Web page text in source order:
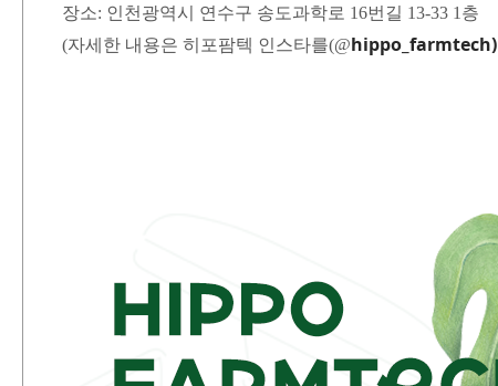
장소: 인천광역시 연수구 송도과학로 16번길 13-33 1층
(자세한 내용은 히포팜텍 인스타를(@hippo_farmtech)